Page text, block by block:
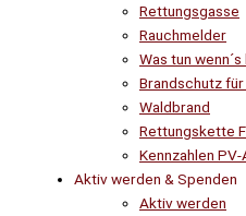
Rettungsgasse
Rauchmelder
Was tun
Brandschutz
Waldbrand
Rettungskette
Kennzahlen PV-
Aktiv werden & Spenden
Aktiv werden